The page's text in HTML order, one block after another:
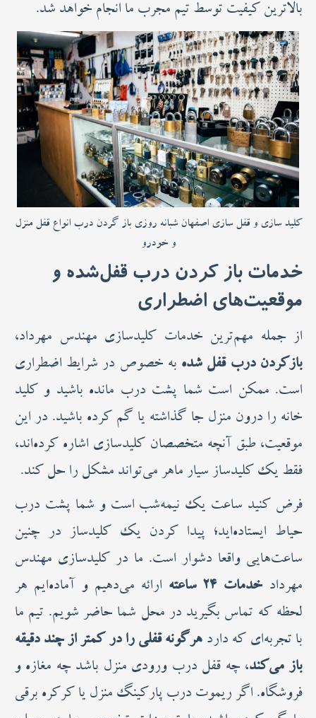
بالاترین کیفیت توسط تیم مجرب ما انجام خواهد شد.
کلید سازی و قفل سازی اصفهان شبانه روزی باز گردن درب انواع قفل منزل
و خودرو
خدمات باز کردن درب قفل‌شده و
موقعیت‌های اضطراری
از جمله مهم‌ترین خدمات کلیدسازی مهندس مهرداد،
بازکردن درب قفل شده به خصوص در شرایط اضطراری
است. ممکن است شما پشت درب مانده باشید و کلید
خانه را درون منزل جا گذاشته یا گم کرده باشید. در این
موقعیت، طبق آنچه متخصصان کلیدسازی اشاره کرده‌اند،
فقط یک کلیدساز سیار ماهر می‌تواند مشکل را حل کند.
فرض کنید ساعت یک نیمه‌شب است و شما پشت درب
حیاط ایستاده‌اید؛ پیدا کردن یک کلیدساز در چنین
ساعت‌هایی واقعا دشوار است. ما در کلیدسازی مهندس
مهردادخدمات ۲۴ ساعته
ارائه می‌دهیم و آماده‌ایم هر
لحظه که تماس بگیرید در محل شما حاضر شویم. تیم ما
با تجربه‌ای که داردهرگونه قفلی را در کمتر از چند دقیقه
باز می‌کند، چه قفل درب ورودی منزل باشد چه مغازه و
فروشگاه. اگر ریموت درب پارکینگ منزل یا کرکره برقی